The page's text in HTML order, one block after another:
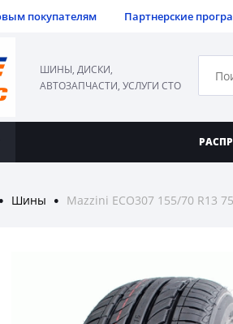
покупателям Партнерские
ШИНЫ, ДИСКИ,
АВТОЗАПЧАСТИ, УСЛУГИ СТО
Шины ● Mazzini ECO307 155/70 R13